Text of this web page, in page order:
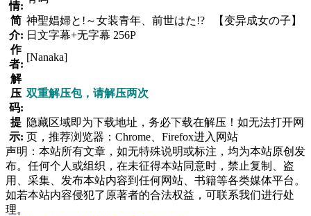
情:
简
介:
神聖娼婦と!～女装青年、前世はた!? 【变异成女の子】
日文字幕+无字幕 256P
作
者:
[Nanaka]
解
压
码:
双重解压包，请解压两次
提
示:
隐藏区域即为下载地址，务必下载在解压！如无法打开网
页，推荐浏览器：Chrome、Firefox进入网站
声明：本站所有文章，如无特殊说明或标注，均为本站原创发
布。任何个人或组织，在未征得本站同意时，禁止复制、盗
用、采集、发布本站内容到任何网站、书籍等各类媒体平台。
如若本站内容侵犯了原著者的合法权益，可联系我们进行处
理。